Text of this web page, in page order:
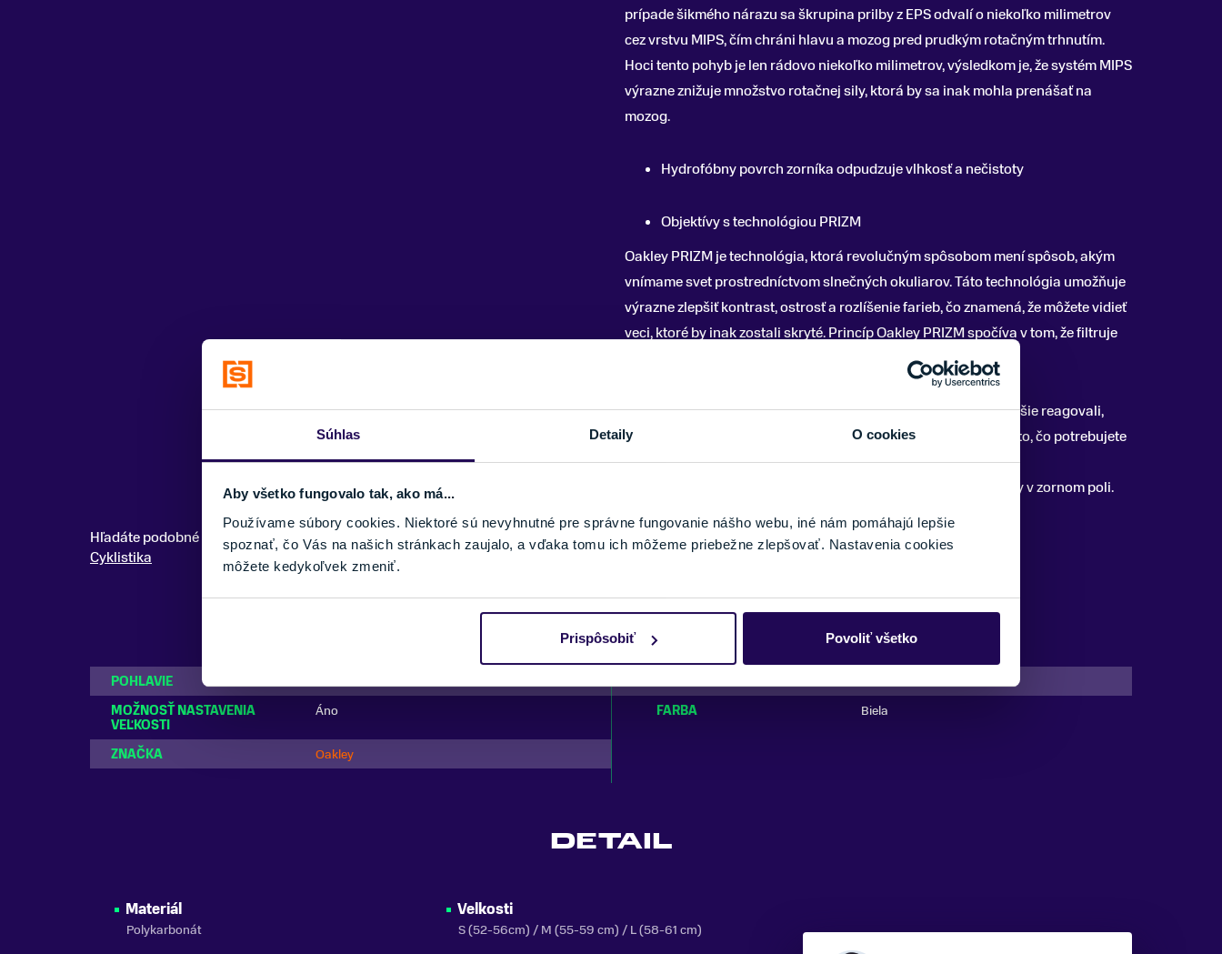
Súhlas Detaily O cookies
Aby všetko fungovalo tak, ako má...
Používame súbory cookies. Niektoré sú nevyhnutné pre správne fungovanie nášho webu, iné nám pomáhajú lepšie
spoznať, čo Vás na našich stránkach zaujalo, a vďaka tomu ich môžeme priebežne zlepšovať. Nastavenia cookies
môžete kedykoľvek zmeniť.
Prispôsobiť Povoliť všetko
prípade šikmého nárazu sa škrupina prilby z EPS odvalí o niekoľko milimetrov
cez vrstvu MIPS, čím chráni hlavu a mozog pred prudkým rotačným trhnutím.
Hoci tento pohyb je len rádovo niekoľko milimetrov, výsledkom je, že systém MIPS
výrazne znižuje množstvo rotačnej sily, ktorá by sa inak mohla prenášať na
mozog.
Hydrofóbny povrch zorníka odpudzuje vlhkosť a nečistoty
Objektívy s technológiou PRIZM
Oakley PRIZM je technológia, ktorá revolučným spôsobom mení spôsob, akým
vnímame svet prostredníctvom slnečných okuliarov. Táto technológia umožňuje
výrazne zlepšiť kontrast, ostrosť a rozlíšenie farieb, čo znamená, že môžete vidieť
veci, ktoré by inak zostali skryté. Princíp Oakley PRIZM spočíva v tom, že filtruje
určité vlnové dĺžky svetla, aby zlepšil váš vizuálny zážitok.
Vyladí zrakovú ostrosť, aby ste lepšie a jasnejšie videli a rýchlejšie reagovali,
zlepšuje rozpoznávanie farieb a umožňuje vám sústrediť sa na to, čo potrebujete
vidieť.
Optimalizuje schopnosť vidieť a sledovať pohybujúce sa objekty v zornom poli.
Hľadáte podobné modely? Pozrite si celú kategóriu
Cyklistika
PARAMETRE
POHLAVIE Pánske VETRANIE
Áno
MOŽNOSŤ NASTAVENIA
VEĽKOSTI
Áno FARBA Biela
ZNAČKA Oakley
DETAIL
Materiál
Polykarbonát
Velkosti
S (52-56cm) / M (55-59 cm) / L (58-61 cm)